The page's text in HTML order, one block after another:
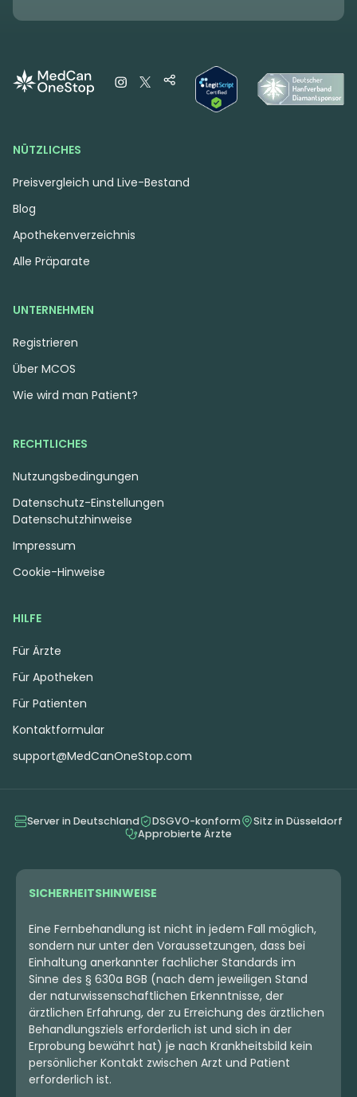
NÜTZLICHES
Preisvergleich und Live-Bestand
Blog
Apothekenverzeichnis
Alle Präparate
UNTERNEHMEN
Registrieren
Über MCOS
Wie wird man Patient?
HILFE
Für Ärzte
Für Apotheken
Für Patienten
Kontaktformular
support@MedCanOneStop.com
RECHTLICHES
Nutzungsbedingungen
Datenschutzhinweise
Impressum
Cookie-Hinweise
Datenschutz-Einstellungen
Server in Deutschland DSGVO-konform
Sitz in Düsseldorf
Approbierte Ärzte
SICHERHEITSHINWEISE
Eine Fernbehandlung ist nicht in jedem Fall möglich,
sondern nur unter den Voraussetzungen, dass bei
Einhaltung anerkannter fachlicher Standards im
Sinne des § 630a BGB (nach dem jeweiligen Stand
der naturwissenschaftlichen Erkenntnisse, der
ärztlichen Erfahrung, der zu Erreichung des ärztlichen
Behandlungsziels erforderlich ist und sich in der
Erprobung bewährt hat) je nach Krankheitsbild kein
persönlicher Kontakt zwischen Arzt und Patient
erforderlich ist.